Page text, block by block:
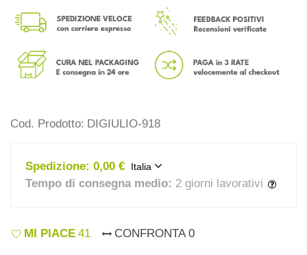
Cod. Prodotto: DIGIULIO-918
Spedizione: 0,00 € Italia
Tempo di consegna medio: 2 giorni lavorativi
MI PIACE 41 CONFRONTA 0